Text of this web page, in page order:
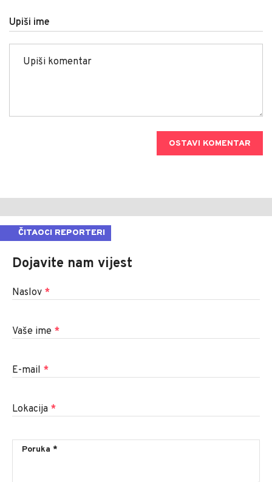
Upiši ime
OSTAVI KOMENTAR
ČITAOCI REPORTERI
Dojavite nam vijest
Naslov *
Vaše ime *
E-mail *
Lokacija *